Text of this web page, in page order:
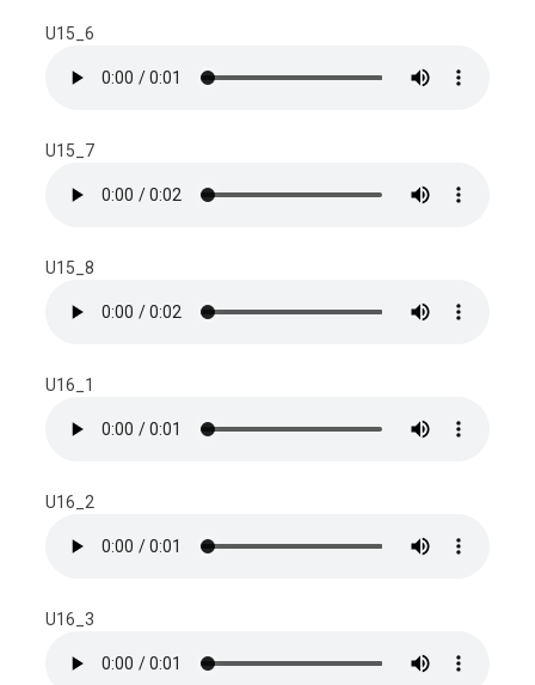
U15_6
U15_7
U15_8
U16_1
U16_2
U16_3